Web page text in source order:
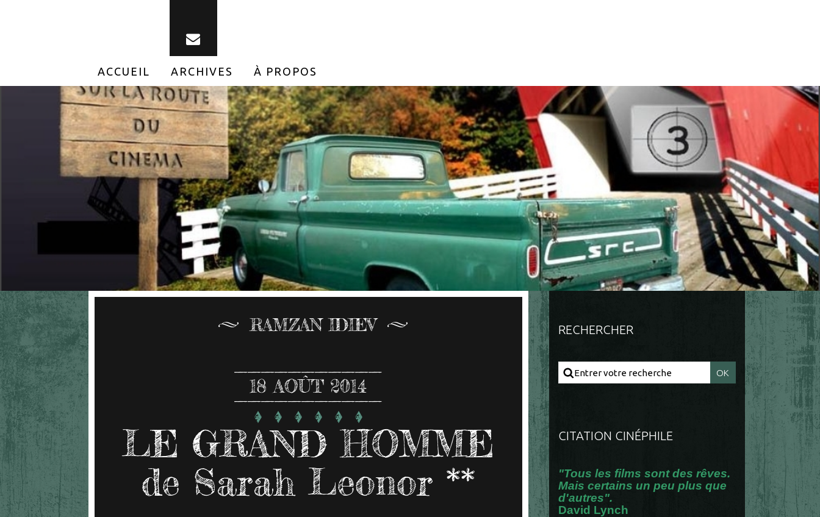
ACCUEIL ARCHIVES À PROPOS
RAMZAN IDIEV
18 AOÛT 2014
LE GRAND HOMME
de Sarah Leonor **
RECHERCHER
CITATION CINÉPHILE
"Tous les films sont des rêves.
Mais certains un peu plus que
d'autres".
David Lynch